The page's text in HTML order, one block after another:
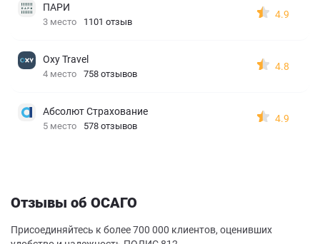
ПАРИ
3 место 1101 отзыв
4.9
Oxy Travel
4 место 758 отзывов
4.8
Абсолют Страхование
5 место 578 отзывов
4.9
Отзывы об ОСАГО
Присоединяйтесь к более 700 000 клиентов, оценивших